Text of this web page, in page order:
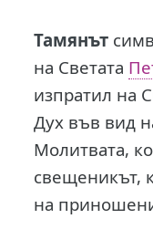
Тамянът
на Светата
изпратил на
Дух във вид
Молитвата,
свещеникът,
на